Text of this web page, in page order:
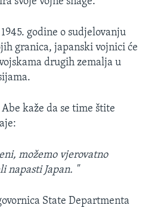
godine o sudjelovanju
granica, japanski vojnici će
drugih zemalja u
kaže da se time štite
možemo vjerovatno
napasti Japan. "
State Departmenta